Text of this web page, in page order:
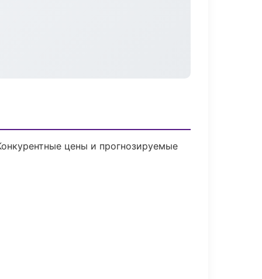
цены и прогнозируемые